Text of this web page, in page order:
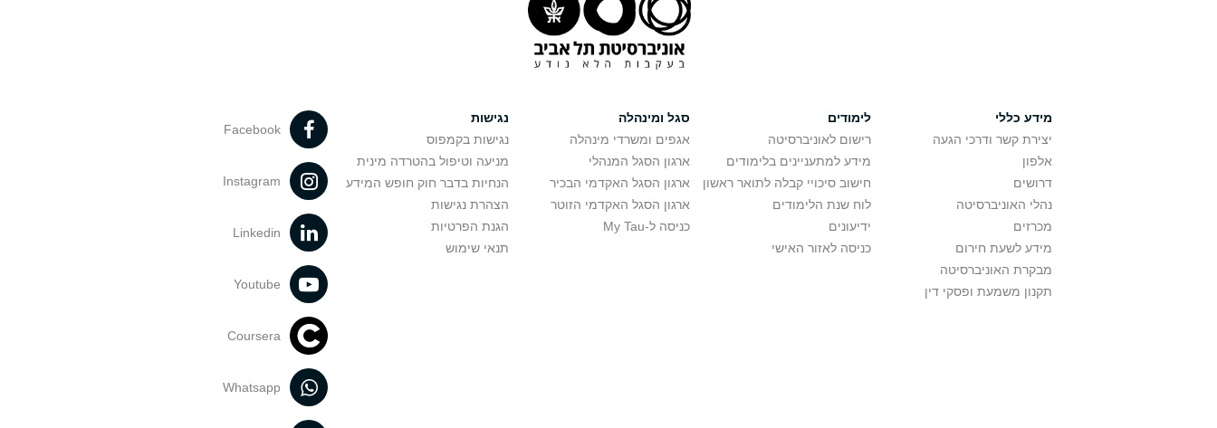
מידע כללי
יצירת קשר ודרכי הגעה
אלפון
דרושים
נהלי האוניברסיטה
מכרזים
מידע לשעת חירום
מבקרת האוניברסיטה
תקנון משמעת ופסקי דין
לימודים
רישום לאוניברסיטה
מידע למתעניינים בלימודים
חישוב סיכויי קבלה לתואר ראשון
לוח שנת הלימודים
ידיעונים
כניסה לאזור האישי
סגל ומינהלה
אגפים ומשרדי מינהלה
ארגון הסגל המנהלי
ארגון הסגל האקדמי הבכיר
ארגון הסגל האקדמי הזוטר
כניסה ל-My Tau
נגישות
נגישות בקמפוס
מניעה וטיפול בהטרדה מינית
הנחיות בדבר חוק חופש המידע
הצהרת נגישות
הגנת הפרטיות
תנאי שימוש
Facebook
Instagram
Linkedin
Youtube
Coursera
Whatsapp